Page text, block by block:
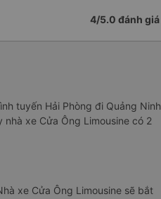
4/5.0 đánh giá
tuyến Hải Phòng đi Quảng Ninh
xe Cửa Ông Limousine có 2
xe Cửa Ông Limousine sẽ bắt